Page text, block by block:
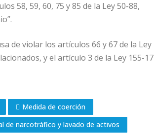
58, 59, 60, 75 y 85 de la Ley 50-88,
de violar los artículos 66 y 67 de la Ley
y el artículo 3 de la Ley 155-17
Medida de coerción
de narcotráfico y lavado de activos